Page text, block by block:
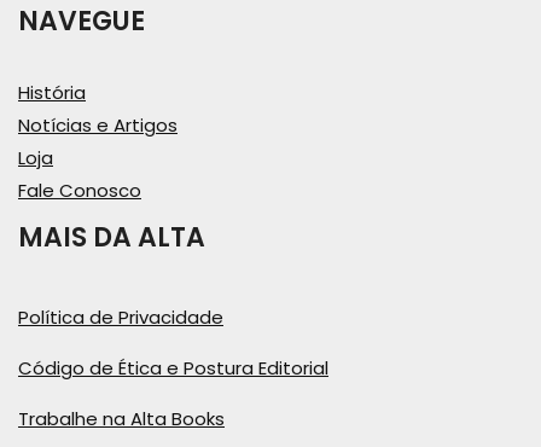
NAVEGUE
História
Notícias e Artigos
Loja
Fale Conosco
MAIS DA ALTA
Política de Privacidade
Código de Ética e Postura Editorial
Trabalhe na Alta Books